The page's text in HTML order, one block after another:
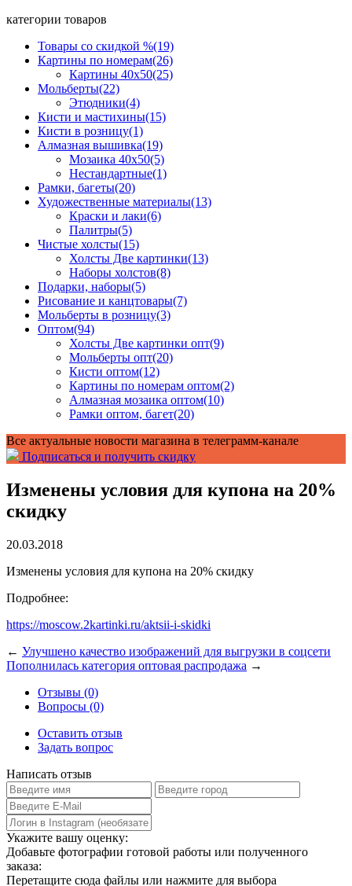
категории товаров
Товары со скидкой %(19)
Картины по номерам(26)
Картины 40x50(25)
Мольберты(22)
Этюдники(4)
Кисти и мастихины(15)
Кисти в розницу(1)
Алмазная вышивка(19)
Мозаика 40x50(5)
Нестандартные(1)
Рамки, багеты(20)
Художественные материалы(13)
Краски и лаки(6)
Палитры(5)
Чистые холсты(15)
Холсты Две картинки(13)
Наборы холстов(8)
Подарки, наборы(5)
Рисование и канцтовары(7)
Мольберты в розницу(3)
Оптом(94)
Холсты Две картинки опт(9)
Мольберты опт(20)
Кисти оптом(12)
Картины по номерам оптом(2)
Алмазная мозаика оптом(10)
Рамки оптом, багет(20)
Все актуальные новости магазина в телеграмм-канале
Подписаться и получить скидку
Изменены условия для купона на 20%
скидку
20.03.2018
Изменены условия для купона на 20% скидку
Подробнее:
https://moscow.2kartinki.ru/aktsii-i-skidki
← Улучшено качество изображений для выгрузки в соцсети
Пополнилась категория оптовая распродажа →
Отзывы (0)
Вопросы (0)
Оставить отзыв
Задать вопрос
Написать отзыв
Укажите вашу оценку:
Добавьте фотографии готовой работы или полученного
заказа:
Перетащите сюда файлы или нажмите для выбора